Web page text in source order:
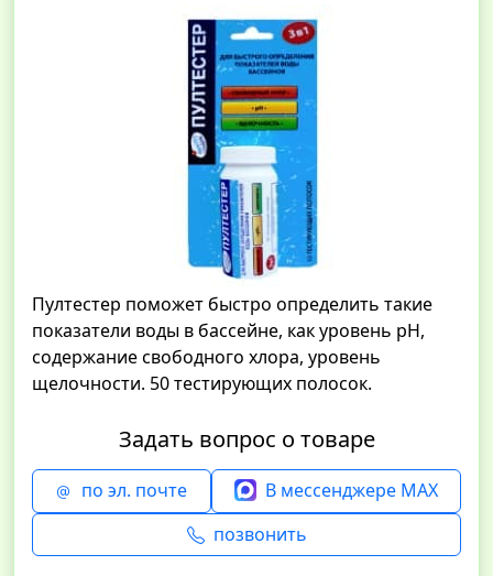
Пултестер поможет быстро определить такие
показатели воды в бассейне, как уровень pH,
содержание свободного хлора, уровень
щелочности. 50 тестирующих полосок.
Задать вопрос о товаре
по эл. почте
В мессенджере MAX
позвонить